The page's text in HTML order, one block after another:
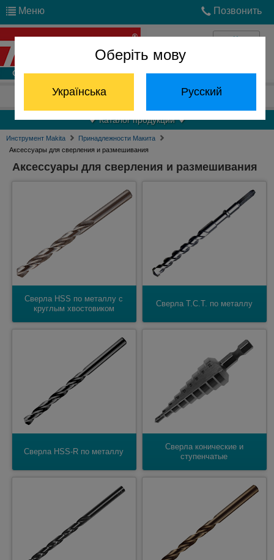
Оберіть мову
Українська Русский
Меню Позвонить
Войти
Отдел запчастей: (068) 824-24-24
Каталог продукции
Инструмент Makita
Принадлежности Макита
Аксессуары для сверления и размешивания
Аксессуары для сверления и размешивания
Сверла HSS по металлу с
круглым хвостовиком
Сверла T.C.T. по металлу
Сверла HSS-R по металлу
Сверла конические и
ступенчатые